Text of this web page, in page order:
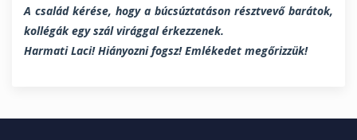
A család kérése, hogy a búcsúztatáson résztvevő barátok,
kollégák egy szál virággal érkezzenek.
Harmati Laci! Hiányozni fogsz! Emlékedet megőrizzük!